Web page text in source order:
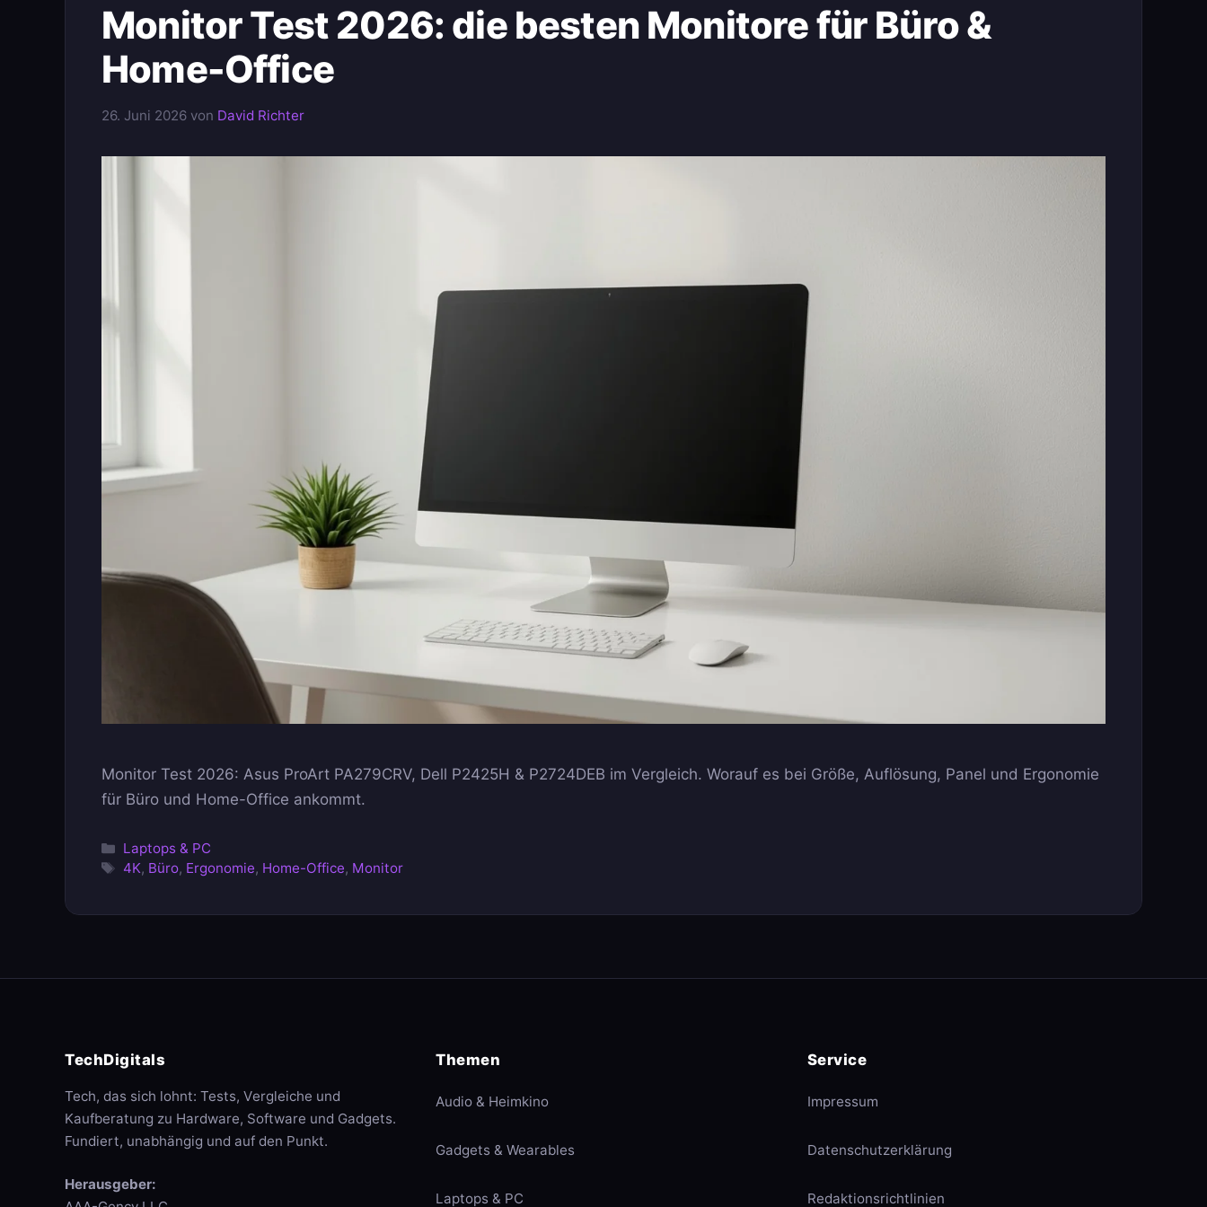
Monitor Test 2026: die besten Monitore für Büro &
Home-Office
26. Juni 2026 von David Richter
Monitor Test 2026: Asus ProArt PA279CRV, Dell P2425H & P2724DEB im Vergleich. Worauf es bei Größe, Auflösung, Panel und Ergonomie
für Büro und Home-Office ankommt.
Kategorien
Laptops & PC
Schlagwörter
4K, Büro, Ergonomie, Home-Office, Monitor
TechDigitals
Tech, das sich lohnt: Tests, Vergleiche und
Kaufberatung zu Hardware, Software und Gadgets.
Fundiert, unabhängig und auf den Punkt.
Herausgeber:
Themen
Audio & Heimkino
Gadgets & Wearables
Laptops & PC
Service
Impressum
Datenschutzerklärung
Redaktionsrichtlinien